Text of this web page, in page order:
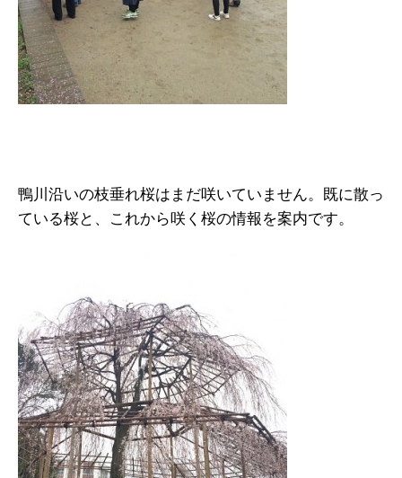
鴨川沿いの枝垂れ桜はまだ咲いていません。既に散っ
ている桜と、これから咲く桜の情報を案内です。